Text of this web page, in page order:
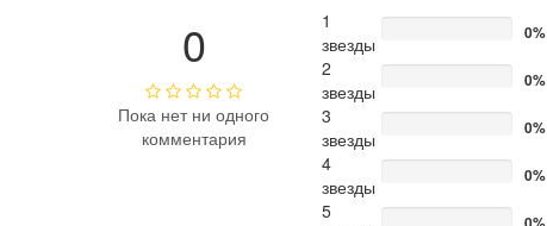
0
Пока нет ни одного
комментария
1
звезды
0%
2
звезды
0%
3
звезды
0%
4
звезды
0%
5